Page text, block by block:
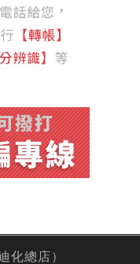
化總店）